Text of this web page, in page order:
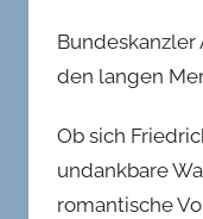
Bundeskanzler
den langen
Ob sich
undankbare
romantische